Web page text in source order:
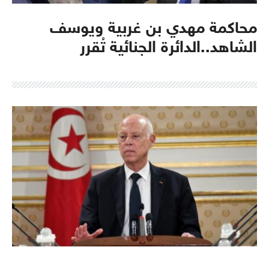
محاكمة مهدي بن غربية ويوسف
الشاهد..الدائرة الجنائية تُقرر